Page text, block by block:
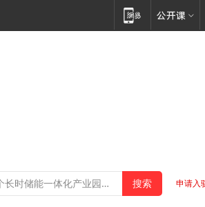
申请入